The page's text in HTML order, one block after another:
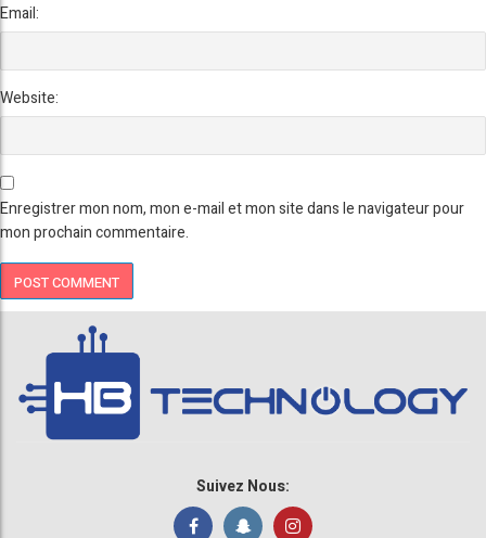
Email:
Website:
Enregistrer mon nom, mon e-mail et mon site dans le navigateur pour
mon prochain commentaire.
Suivez Nous: